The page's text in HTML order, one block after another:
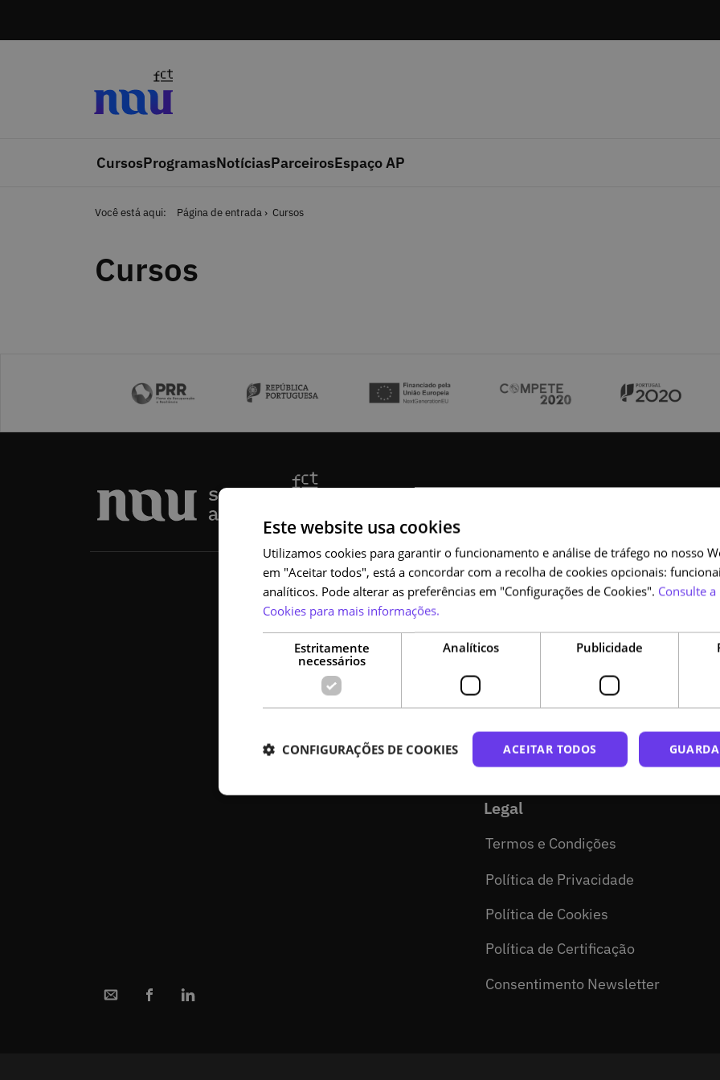
CursosProgramasNotíciasParceirosEspaço AP
Você está aqui: Página de entrada Cursos
Cursos
NAU
Como se tornar parceiro
Código aberto
Acessibilidade
Legal
Termos e Condições
Política de Privacidade
Política de Cookies
Política de Certificação
Consentimento Newsletter
Este website usa cookies
Utilizamos cookies para garantir o funcionamento e análise de tráfego no nosso
em "Aceitar todos", está a concordar com a recolha de cookies opcionais:
analíticos. Pode alterar as preferências em "Configurações de Cookies". Consulte
Cookies para mais informações.
Estritamente
necessários
Analíticos Publicidade
ACEITAR TODOS
CONFIGURAÇÕES DE COOKIES